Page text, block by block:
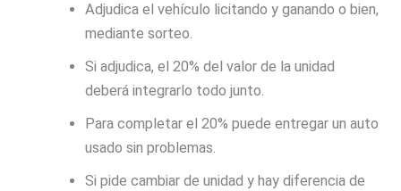
Adjudica el vehículo licitando y ganando o bien,
mediante sorteo.
Si adjudica, el 20% del valor de la unidad
deberá integrarlo todo junto.
Para completar el 20% puede entregar un auto
usado sin problemas.
Si pide cambiar de unidad y hay diferencia de